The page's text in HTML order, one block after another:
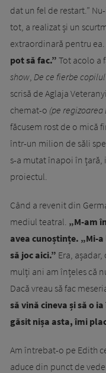
dat un fel de restart.”
tot, a realizat și un
extraordinară pentru ea.
pot să fac.” Tot acolo a
show De ce fierbe
scrisă de Aglaja
chemat-o (pe regizoarea
făcusem rost de o mică
într-un milion de săli
s-a mutat înapoi în țară,
proiectul.
Când a revenit din
mediul teatral. „M-am
avea cunoștințe. „Mi-
să joc aici.” Era,
mulți ani am înțeles că
Dacă vreau să fac
să vină cineva și să o
găsit nișa asta, îmi
Am întrebat-o pe Edith
aduce din punct de